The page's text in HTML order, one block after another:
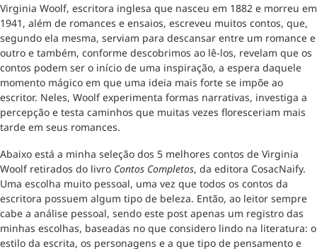
Virginia Woolf, escritora inglesa que nasceu em 1882 e morreu em
1941, além de romances e ensaios, escreveu muitos contos, que,
segundo ela mesma, serviam para descansar entre um romance e
outro e também, conforme descobrimos ao lê-los, revelam que os
contos podem ser o início de uma inspiração, a espera daquele
momento mágico em que uma ideia mais forte se impõe ao
escritor. Neles, Woolf experimenta formas narrativas, investiga a
percepção e testa caminhos que muitas vezes floresceriam mais
tarde em seus romances.
Abaixo está a minha seleção dos 5 melhores contos de Virginia
Woolf retirados do livro Contos Completos, da editora CosacNaify.
Uma escolha muito pessoal, uma vez que todos os contos da
escritora possuem algum tipo de beleza. Então, ao leitor sempre
cabe a análise pessoal, sendo este post apenas um registro das
minhas escolhas, baseadas no que considero lindo na literatura: o
estilo da escrita, os personagens e a que tipo de pensamento e